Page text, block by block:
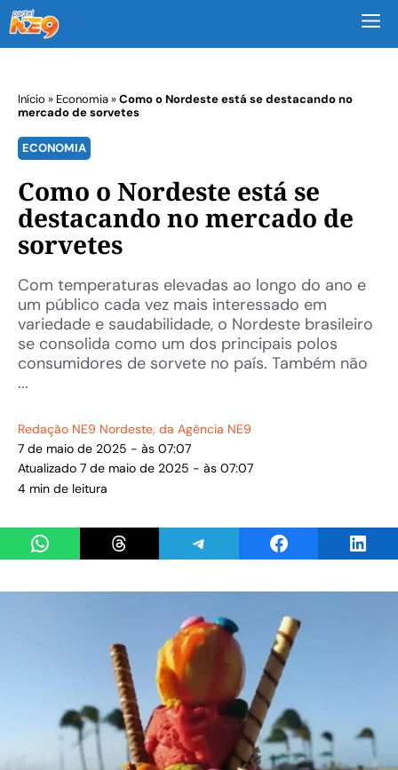
Início » Economia»Como o Nordeste está se destacando no
mercado de sorvetes
ECONOMIA
Como o Nordeste está se
destacando no mercado de
sorvetes
Com temperaturas elevadas ao longo do ano e
um público cada vez mais interessado em
variedade e saudabilidade, o Nordeste brasileiro
se consolida como um dos principais polos
consumidores de sorvete no país. Também não
...
Redação NE9 Nordeste, da Agência NE9
7 de maio de 2025 - às 07:07
Atualizado 7 de maio de 2025 - às 07:07
4 min de leitura
Share on WhatsAppShare on ThreadsShare on TelegramShare on Facebook